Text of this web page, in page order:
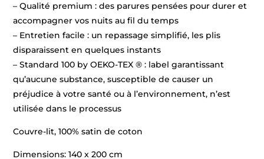
– Qualité premium : des parures pensées pour durer et
accompagner vos nuits au fil du temps
– Entretien facile : un repassage simplifié, les plis
disparaissent en quelques instants
– Standard 100 by OEKO-TEX ® : label garantissant
qu’aucune substance, susceptible de causer un
préjudice à votre santé ou à l’environnement, n’est
utilisée dans le processus
Couvre-lit, 100% satin de coton
Dimensions: 140 x 200 cm